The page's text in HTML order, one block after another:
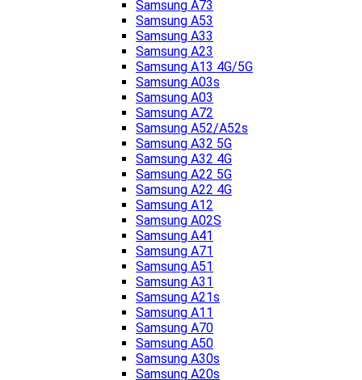
Samsung A73
Samsung A53
Samsung A33
Samsung A23
Samsung A13 4G/5G
Samsung A03s
Samsung A03
Samsung A72
Samsung A52/A52s
Samsung A32 5G
Samsung A32 4G
Samsung A22 5G
Samsung A22 4G
Samsung A12
Samsung A02S
Samsung A41
Samsung A71
Samsung A51
Samsung A31
Samsung A21s
Samsung A11
Samsung A70
Samsung A50
Samsung A30s
Samsung A20s